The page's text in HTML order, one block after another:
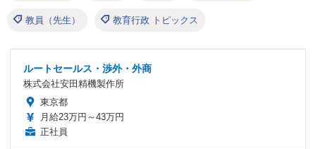
教員（先生） 教育行政 トピックス
ルートセールス・渉外・外商
株式会社安田精機製作所
東京都
月給23万円～43万円
正社員